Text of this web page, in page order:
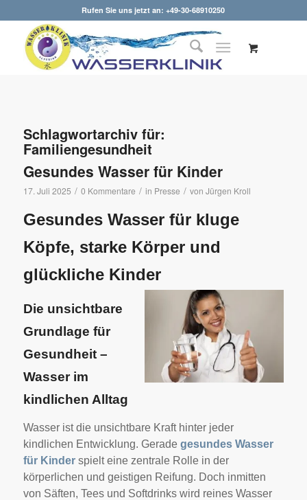
Rufen Sie uns jetzt an: +49-30-68910250
Schlagwortarchiv für:
Familiengesundheit
Gesundes Wasser für Kinder
17. Juli 2025 / 0 Kommentare / in Presse / von Jürgen Kroll
Gesundes Wasser für kluge
Köpfe, starke Körper und
glückliche Kinder
Die unsichtbare
Grundlage für
Gesundheit –
Wasser im
kindlichen Alltag
Wasser ist die unsichtbare Kraft hinter jeder
kindlichen Entwicklung. Gerade gesundes Wasser
für Kinderspielt eine zentrale Rolle in der
körperlichen und geistigen Reifung. Doch inmitten
von Säften, Tees und Softdrinks wird reines Wasser